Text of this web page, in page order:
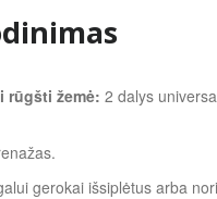
rūgšti žemė: 2 dalys
gerokai išsiplėtus arba